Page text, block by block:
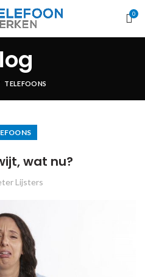
0
TELEFOONS
wat nu?
Lijsters